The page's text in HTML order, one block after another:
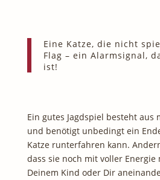
Eine Katze, die nicht
Flag – ein Alarmsignal,
ist!
Ein gutes Jagdspiel besteht aus
und benötigt unbedingt ein
Katze runterfahren kann.
dass sie noch mit voller
Deinem Kind oder Dir